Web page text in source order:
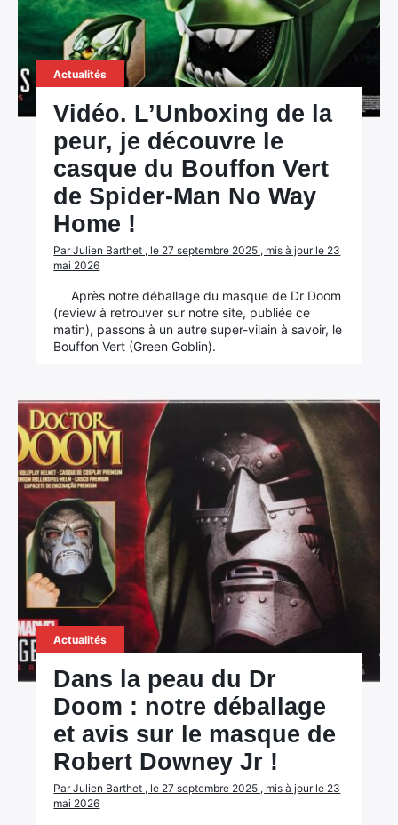
Actualités
Vidéo. L’Unboxing de la
peur, je découvre le
casque du Bouffon Vert
de Spider-Man No Way
Home !
Par Julien Barthet , le 27 septembre 2025 , mis à jour le 23
mai 2026
Après notre déballage du masque de Dr Doom
(review à retrouver sur notre site, publiée ce
matin), passons à un autre super-vilain à savoir, le
Bouffon Vert (Green Goblin).
Actualités
Dans la peau du Dr
Doom : notre déballage
et avis sur le masque de
Robert Downey Jr !
Par Julien Barthet , le 27 septembre 2025 , mis à jour le 23
mai 2026
Rechercher